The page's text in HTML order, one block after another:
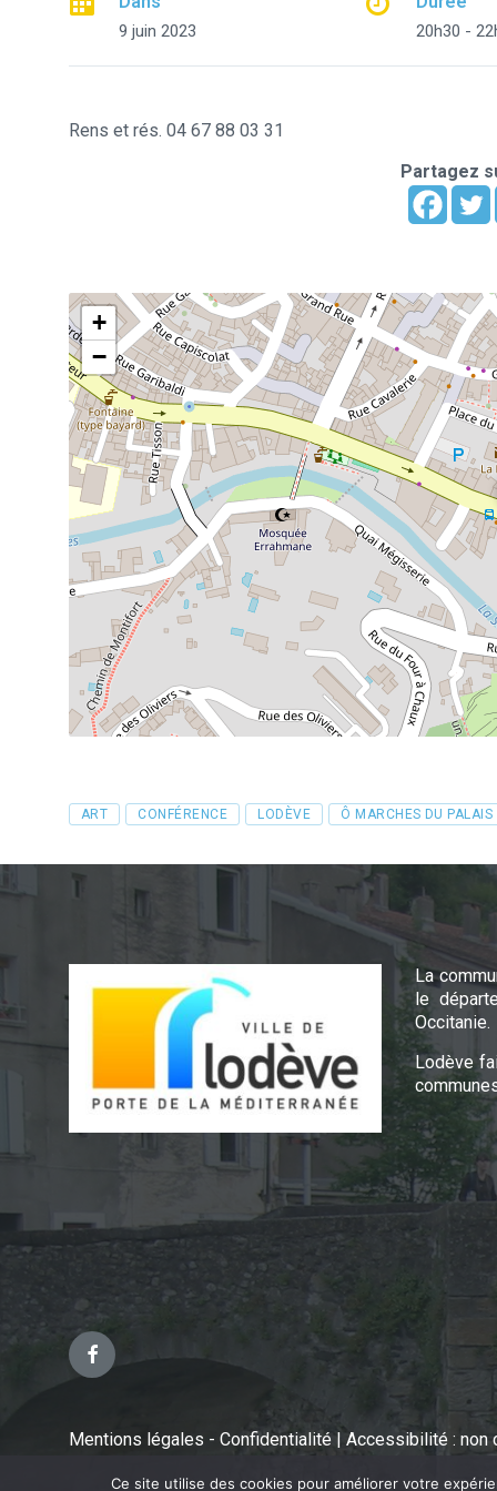
9 juin 2023 20h30 -
Rens et rés. 04 67 88 03 31
Partagez
+
−
Tags
ART CONFÉRENCE LODÈVE Ô MARCHES DU PALAIS
La
le
Occitanie.
Lodève
Facebook
Mentions légales - Confidentialité Accessibilité : non
Ce site utilise des cookies pour améliorer votre